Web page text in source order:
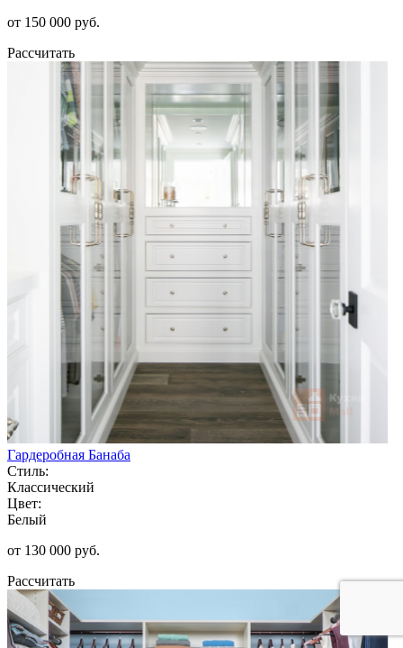
от 150 000 руб.
Рассчитать
Гардеробная Банаба
Стиль:
Классический
Цвет:
Белый
от 130 000 руб.
Рассчитать